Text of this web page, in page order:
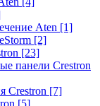
Aten [1]
[2]
[23]
панели Crestron
Crestron [7]
[5]